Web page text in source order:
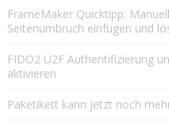
FrameMaker Quicktipp:
Seitenumbruch einfügen und
FIDO2 U2F Authentifizierung
aktivieren
Paketikett kann jetzt noch